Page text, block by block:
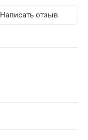
Написать отзыв